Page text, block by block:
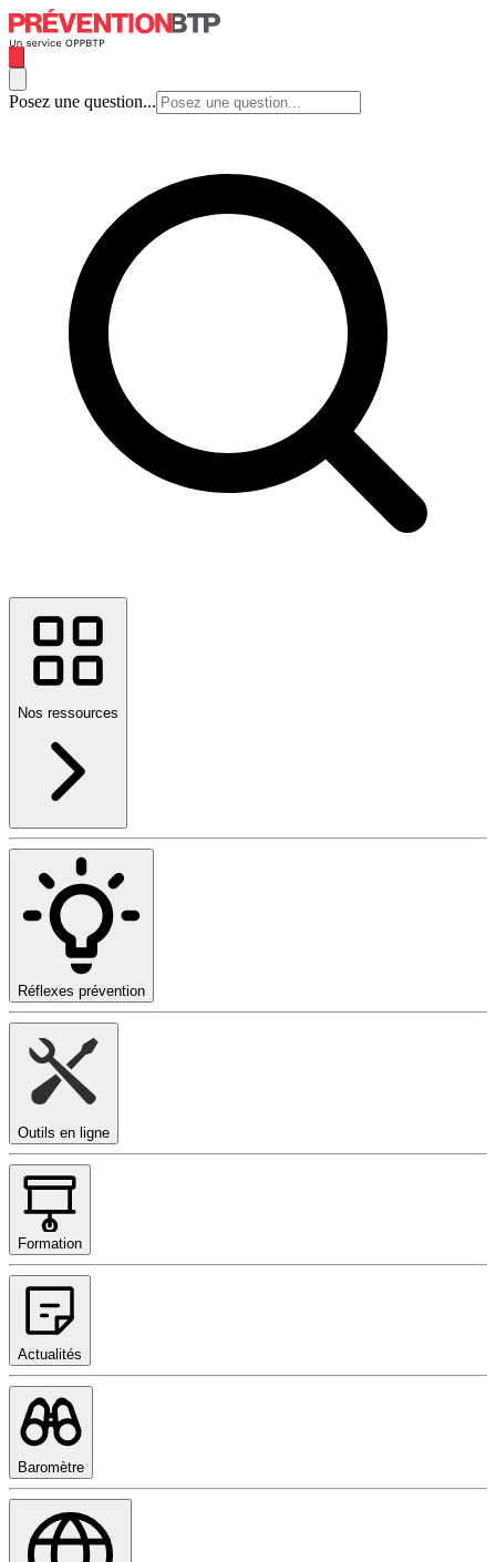
Posez une question...
Nos ressources
Réflexes prévention
Outils en ligne
Formation
Actualités
Baromètre